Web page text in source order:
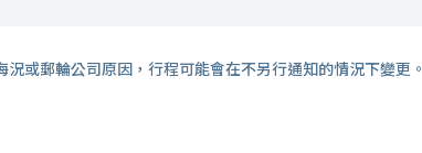
或郵輪公司原因，行程可能會在不另行通知的情況下變更。